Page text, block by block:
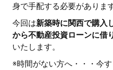
身で手配する必要があります
今回は新築時に関西で購入
から不動産投資ローンに借
いたします。
※時間がない方へ・・・今